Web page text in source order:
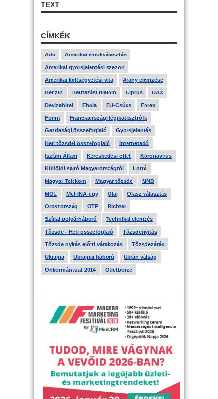
TEXT
CÍMKÉK
Adó Amerikai elnökválasztás
Amerikai gyorsjelentési szezon
Amerikai költségvetési vita Arany elemzése
Benzin Beutazási tilalom Ciprus DAX
Devizahitel Ebola EU-Csúcs Forex
Forint Franciaországi légikatasztrófa
Gazdasági összefoglaló Gyorsjelentés
Heti tőzsdei összefoglaló Internetadó
Iszlám Állam Kereskedési ötlet Koronavírus
Külföldi sajtó Magyarországról Lottó
Magyar Telekom Magyar tőzsde MNB
MOL Mol-INA-ügy Olaj Olasz választás
Oroszország OTP Richter
Szíriai polgárháború Technikai elemzés
Tőzsde - Heti összefoglaló Tőzsdenyitás
Tőzsde nyitás előtti várakozás Tőzsdezárás
Ukrajna Ukrajnai háború Ukrán válság
Önkormányzat 2014 Ötletbörze